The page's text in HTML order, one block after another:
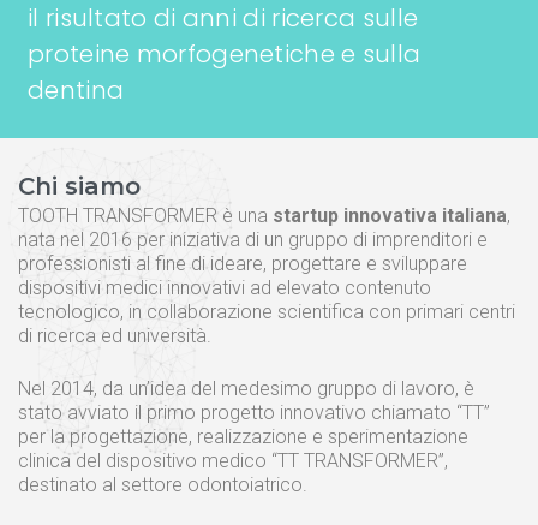
il risultato di anni di ricerca sulle
proteine morfogenetiche e sulla
dentina
Chi siamo
TOOTH TRANSFORMER è una startup innovativa italiana,
nata nel 2016 per iniziativa di un gruppo di imprenditori e
professionisti al fine di ideare, progettare e sviluppare
dispositivi medici innovativi ad elevato contenuto
tecnologico, in collaborazione scientifica con primari centri
di ricerca ed università.
Nel 2014, da un’idea del medesimo gruppo di lavoro, è
stato avviato il primo progetto innovativo chiamato “TT”
per la progettazione, realizzazione e sperimentazione
clinica del dispositivo medico “TT TRANSFORMER”,
destinato al settore odontoiatrico.